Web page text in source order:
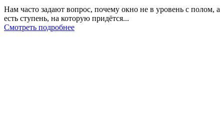
Нам часто задают вопрос, почему окно не в уровень с полом, а
есть ступень, на которую придётся...
Смотреть подробнее